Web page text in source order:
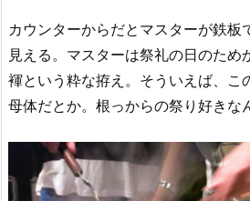
カウンターからだとマスターが鉄板
見える。マスターは祭礼の日のため
褌という粋な拵え。そういえば、こ
母体だとか。根っからの祭り好きな